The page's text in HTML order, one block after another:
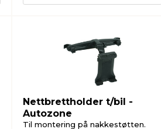
Nettbrettholder t/bil -
Autozone
Til montering på nakkestøtten.